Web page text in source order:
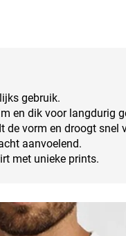
gebruik.
en dik voor langdurig
de vorm en droogt snel
aanvoelend.
met unieke prints.